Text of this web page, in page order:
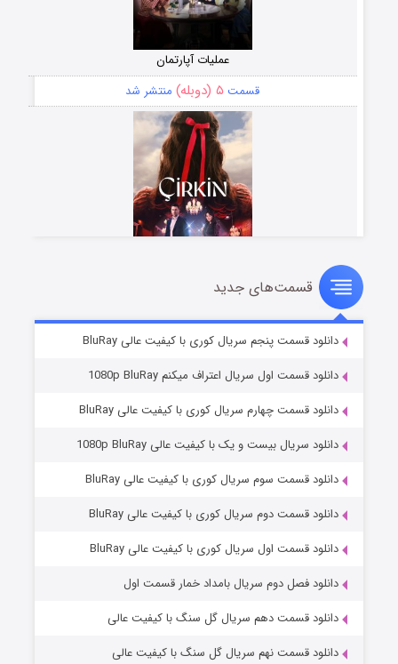
عملیات آپارتمان
قسمت ۵ (دوبله) منتشر شد
سریال زشت
قسمت۲ (زیرنویس) منتشر شد
مردگان متحرک: شهر مرده ۳
قسمت۲ (زیرنویس) منتشر شد
قسمت‌های جدید
دانلود قسمت پنجم سریال کوری با کیفیت عالی BluRay
دانلود قسمت اول سریال اعتراف میکنم 1080p BluRay
دانلود قسمت چهارم سریال کوری با کیفیت عالی BluRay
دانلود سریال بیست و یک با کیفیت عالی 1080p BluRay
دانلود قسمت سوم سریال کوری با کیفیت عالی BluRay
دانلود قسمت دوم سریال کوری با کیفیت عالی BluRay
دانلود قسمت اول سریال کوری با کیفیت عالی BluRay
دانلود فصل دوم سریال بامداد خمار قسمت اول
دانلود قسمت دهم سریال گل سنگ با کیفیت عالی
دانلود قسمت نهم سریال گل سنگ با کیفیت عالی